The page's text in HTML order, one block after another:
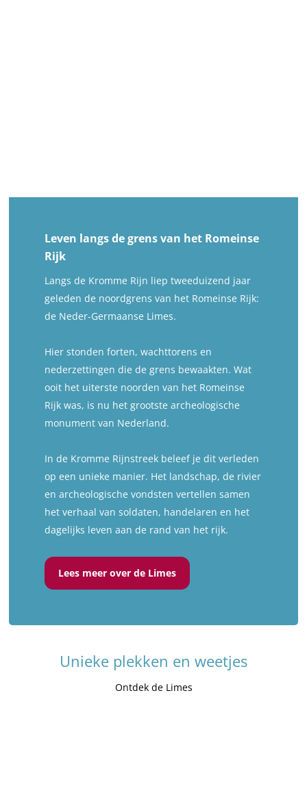
Leven langs de grens van het Romeinse
Rijk
Langs de Kromme Rijn liep tweeduizend jaar
geleden de noordgrens van het Romeinse Rijk:
de Neder-Germaanse Limes.
Hier stonden forten, wachttorens en
nederzettingen die de grens bewaakten. Wat
ooit het uiterste noorden van het Romeinse
Rijk was, is nu het grootste archeologische
monument van Nederland.
In de Kromme Rijnstreek beleef je dit verleden
op een unieke manier. Het landschap, de rivier
en archeologische vondsten vertellen samen
het verhaal van soldaten, handelaren en het
dagelijks leven aan de rand van het rijk.
Lees meer over de Limes
Unieke plekken en weetjes
Ontdek de Limes